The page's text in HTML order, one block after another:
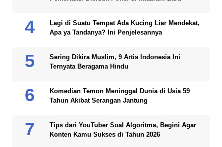
Lagi di Suatu Tempat Ada Kucing Liar Mendekat,
Apa ya Tandanya? Ini Penjelesannya
Sering Dikira Muslim, 9 Artis Indonesia Ini
Ternyata Beragama Hindu
Komedian Temon Meninggal Dunia di Usia 59
Tahun Akibat Serangan Jantung
Tips dari YouTuber Soal Algoritma, Begini Agar
Konten Kamu Sukses di Tahun 2026